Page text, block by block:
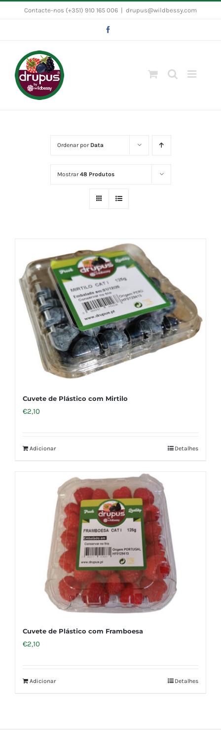
Contacte-nos (+351) 910 165 006 drupus@wildbessy.com
Ordenar por Data
Mostrar48 Produtos
Cuvete de Plástico com Mirtilo
€2,10
Adicionar Detalhes
Cuvete de Plástico com Framboesa
€2,10
Adicionar Detalhes